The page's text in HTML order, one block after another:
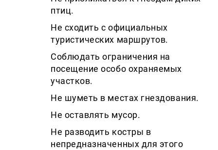
птиц.
Не сходить с официальных
туристических маршрутов.
Соблюдать ограничения на
посещение особо охраняемых
участков.
Не шуметь в местах гнездования.
Не оставлять мусор.
Не разводить костры в
непредназначенных для этого